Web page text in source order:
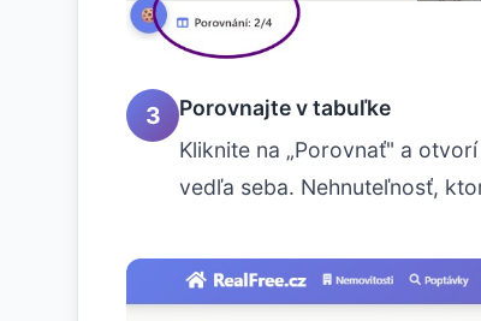
3
Porovnajte v tabuľke
Kliknite na „Porovnať" a otvorí
vedľa seba. Nehnuteľnosť,